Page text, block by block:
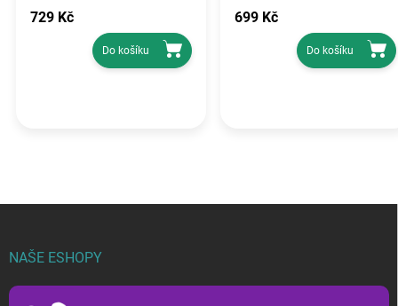
hnědá, hliník/ocel,
120x60x70 cm
729 Kč
Do košíku
nastavitelná výška
kufříkový dřevěný
699 Kč
Do košíku
NAŠE ESHOPY